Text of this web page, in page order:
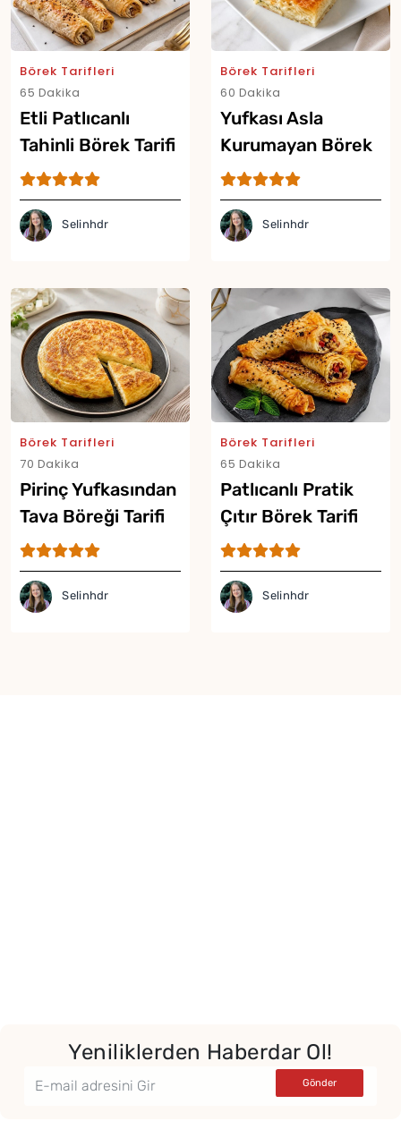
Börek Tarifleri
65 Dakika
Etli Patlıcanlı
Tahinli Börek Tarifi
Selinhdr
Börek Tarifleri
60 Dakika
Yufkası Asla
Kurumayan Börek
Tarifi
Selinhdr
Börek Tarifleri
70 Dakika
Pirinç Yufkasından
Tava Böreği Tarifi
Selinhdr
Börek Tarifleri
65 Dakika
Patlıcanlı Pratik
Çıtır Börek Tarifi
Selinhdr
Yeniliklerden Haberdar Ol!